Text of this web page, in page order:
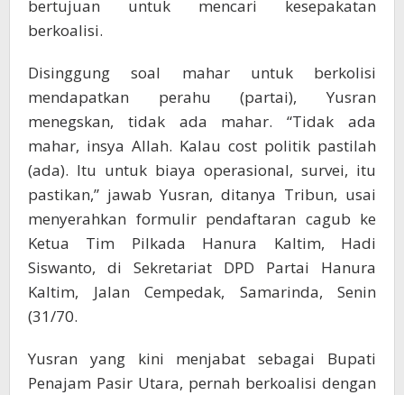
bertujuan untuk mencari kesepakatan
berkoalisi.
Disinggung soal mahar untuk berkolisi
mendapatkan perahu (partai), Yusran
menegskan, tidak ada mahar. “Tidak ada
mahar, insya Allah. Kalau cost politik pastilah
(ada). Itu untuk biaya operasional, survei, itu
pastikan,” jawab Yusran, ditanya Tribun, usai
menyerahkan formulir pendaftaran cagub ke
Ketua Tim Pilkada Hanura Kaltim, Hadi
Siswanto, di Sekretariat DPD Partai Hanura
Kaltim, Jalan Cempedak, Samarinda, Senin
(31/70.
Yusran yang kini menjabat sebagai Bupati
Penajam Pasir Utara, pernah berkoalisi dengan